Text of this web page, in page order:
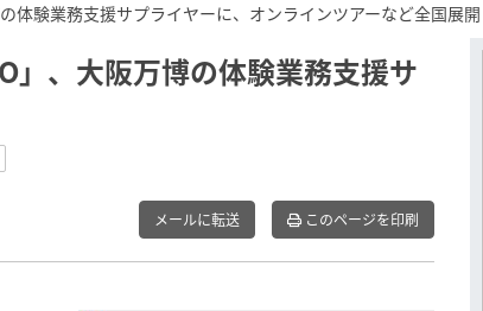
体験業務支援サプライヤーに、オンラインツアーなど全国展開
」、大阪万博の体験業務支援サ
メールに転送 このページを印刷